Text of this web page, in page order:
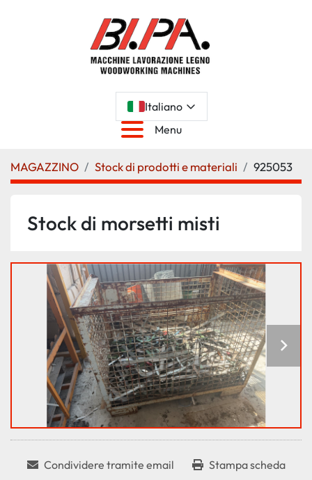
Italiano
Menu
MAGAZZINO Stock di prodotti e materiali 925053
Stock di morsetti misti
Condividere tramite email Stampa scheda